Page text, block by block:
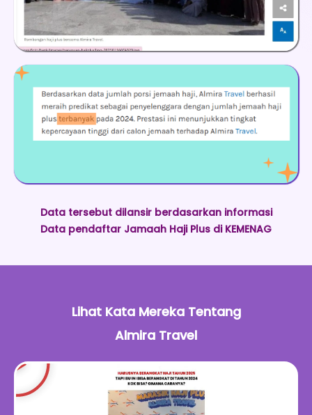
Data tersebut dilansir berdasarkan informasi
Data pendaftar Jamaah Haji Plus di KEMENAG
Lihat Kata Mereka Tentang
Almira Travel